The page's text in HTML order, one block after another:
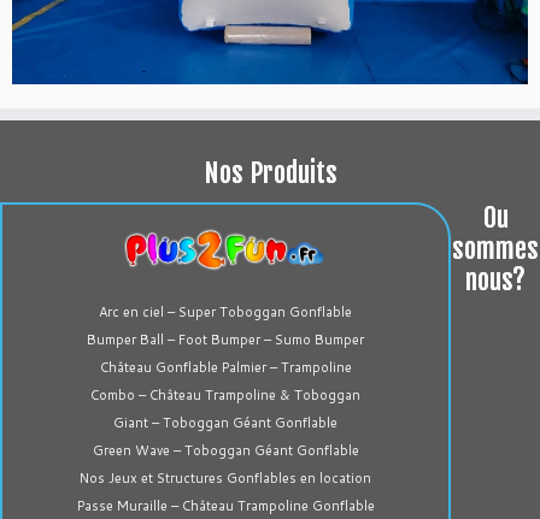
Nos Produits
Arc en ciel – Super Toboggan Gonflable
Bumper Ball – Foot Bumper – Sumo Bumper
Château Gonflable Palmier – Trampoline
Combo – Château Trampoline & Toboggan
Giant – Toboggan Géant Gonflable
Green Wave – Toboggan Géant Gonflable
Nos Jeux et Structures Gonflables en location
Passe Muraille – Château Trampoline Gonflable
Ou
sommes
nous?